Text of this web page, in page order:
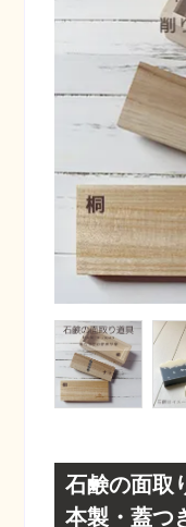
石鹸の面取
本製・蓋つ